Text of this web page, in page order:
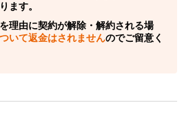
ます。
理由に契約が解除・解約される場
いて返金はされませんのでご留意く